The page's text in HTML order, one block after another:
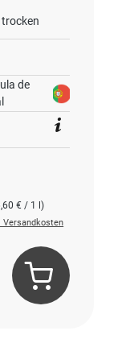
trocken
de
€ / 1 l)
Versandkosten